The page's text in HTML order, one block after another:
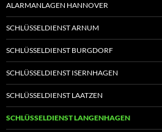
ALARMANLAGEN HANNOVER
SCHLÜSSELDIENST ARNUM
SCHLÜSSELDIENST BURGDORF
SCHLÜSSELDIENST ISERNHAGEN
SCHLÜSSELDIENST LAATZEN
SCHLÜSSELDIENST LANGENHAGEN